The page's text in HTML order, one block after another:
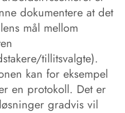
dokumentere at det
mål mellom
tillitsvalgte).
kan for eksempel
en protokoll. Det er
gradvis vil